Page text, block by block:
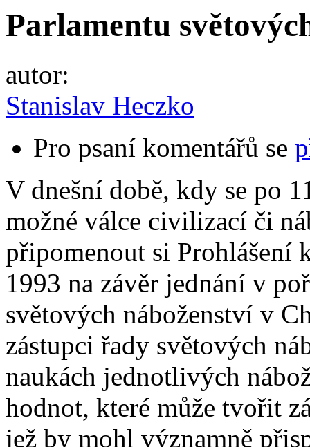
Parlamentu
autor:
Stanislav Heczko
Pro psaní komentářů se
V dnešní době, kdy se po
možné válce civilizací či
připomenout si Prohlášení
1993 na závěr jednání v
světových náboženství v
zástupci řady světových
naukách jednotlivých
hodnot, které může tvořit
jež by mohl významně